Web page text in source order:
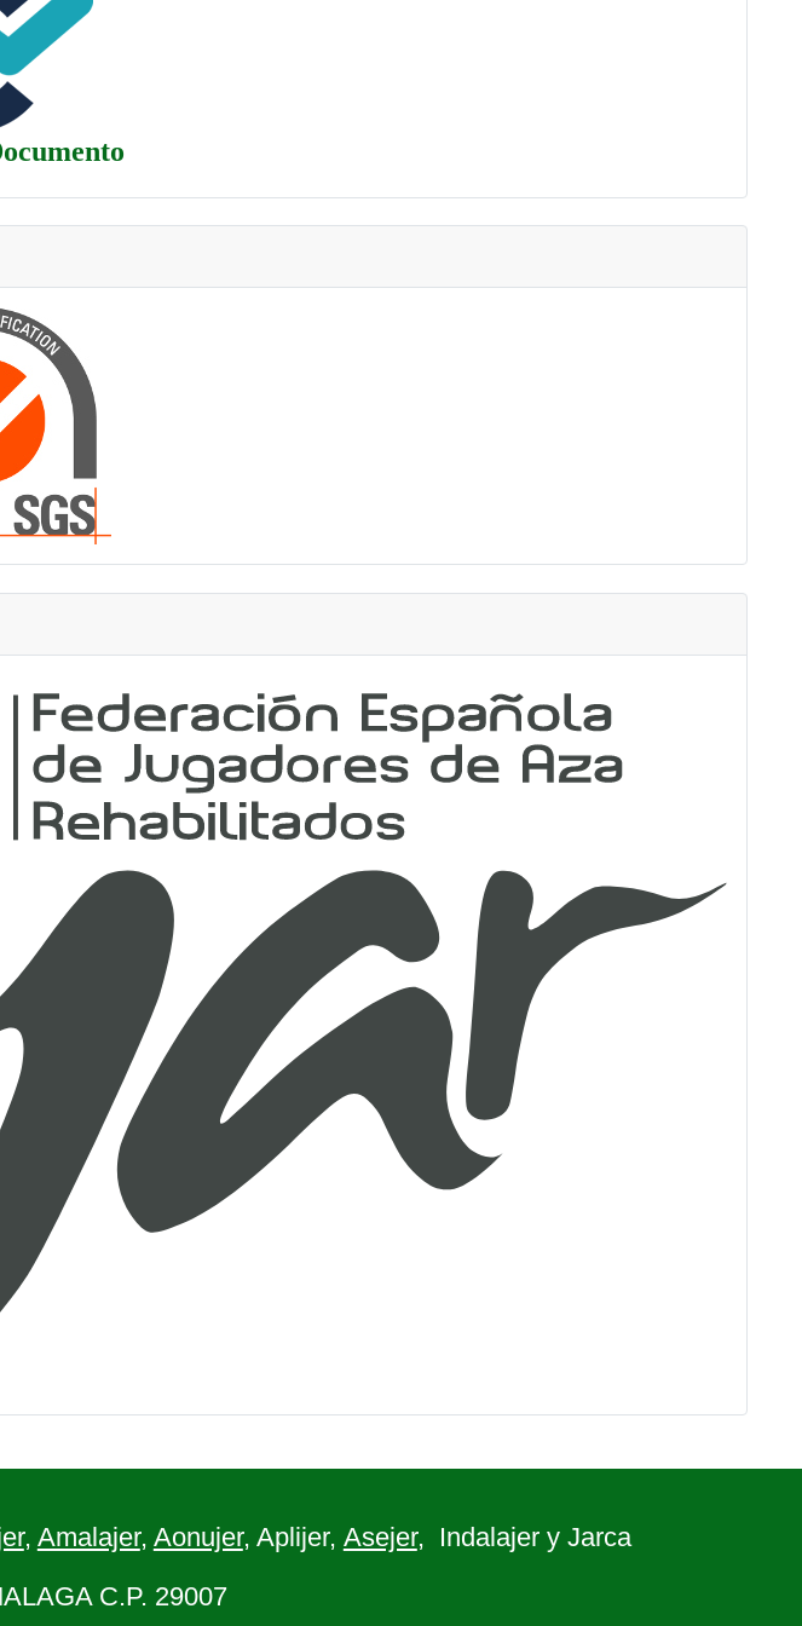
, Amalajer, Aonujer, Aplijer, Asejer, Indalajer y Jarca
C.P. 29007